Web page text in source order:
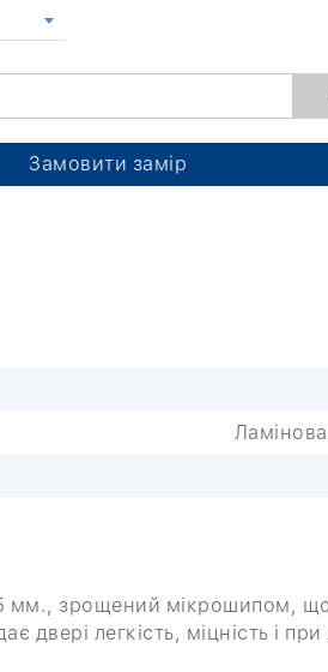
Замовити замір
мм., зрощений мікрошипом,
легкість, міцність і